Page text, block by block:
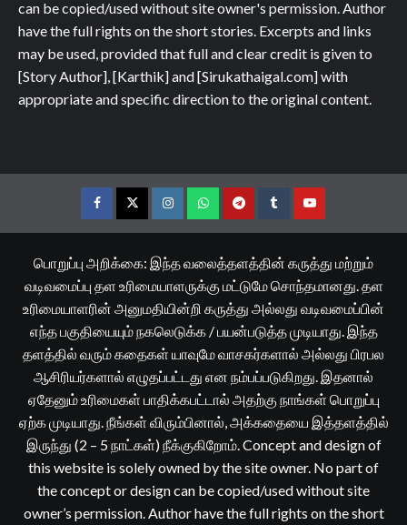
can be copied/used without site owner's permission. Author
have the full rights on the short stories. Excerpts and links
may be used, provided that full and clear credit is given to
[Story Author], [Karthik] and [Sirukathaigal.com] with
appropriate and specific direction to the original content.
FacebookTwitterInstagramWhatsappTelegramTumblrYouTube
பொறுப்பு அறிக்கை: இந்த வலைத்தளத்தின் கருத்து மற்றும்
வடிவமைப்பு தள உரிமையாளருக்கு மட்டுமே சொந்தமானது. தள
உரிமையாளரின் அனுமதியின்றி கருத்து அல்லது வடிவமைப்பின்
எந்த பகுதியையும் நகலெடுக்க / பயன்படுத்த முடியாது. இந்த
தளத்தில் வரும் கதைகள் யாவுமே வாசகர்களால் அல்லது பிரபல
ஆசிரியர்களால் எழுதப்பட்டது என நம்பப்படுகிறது. இதனால்
ஏதேனும் உரிமைகள் பாதிக்கபட்டால் அதற்கு நாங்கள் பொறுப்பு
ஏற்க முடியாது. நீங்கள் விரும்பினால், அக்கதையை இத்தளத்தில்
இருந்து (2 – 5 நாட்கள்) நீக்குகிறோம். Concept and design of
this website is solely owned by the site owner. No part of
the concept or design can be copied/used without site
owner’s permission. Author have the full rights on the short